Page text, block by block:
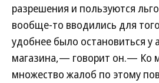
разрешения и пользуются
вообще-то вводились для
удобнее было остановиться у
магазина,— говорит он.— Ко
множество жалоб по этому